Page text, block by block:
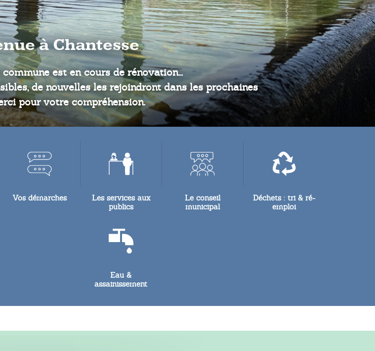
à Chantesse
est en cours de rénovation...
de nouvelles les rejoindront dans les prochaines
pour votre compréhension.
Vos démarches
Les services aux
publics
Le conseil
municipal
Déchets : tri & ré-
emploi
Eau &
assainissement